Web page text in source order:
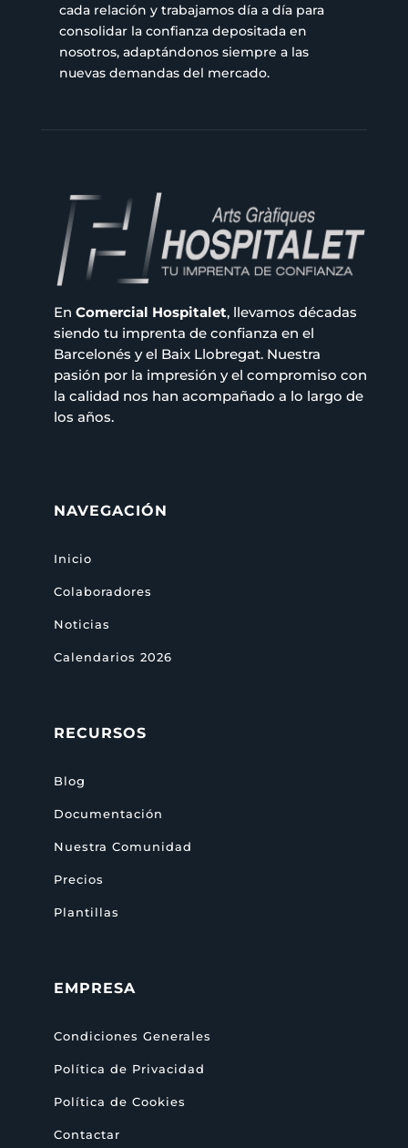
cada relación y trabajamos día a día para
consolidar la confianza depositada en
nosotros, adaptándonos siempre a las
nuevas demandas del mercado.
En Comercial Hospitalet, llevamos décadas
siendo tu imprenta de confianza en el
Barcelonés y el Baix Llobregat. Nuestra
pasión por la impresión y el compromiso con
la calidad nos han acompañado a lo largo de
los años.
NAVEGACIÓN
Inicio
Colaboradores
Noticias
Calendarios 2026
RECURSOS
Blog
Documentación
Nuestra Comunidad
Precios
Plantillas
EMPRESA
Condiciones Generales
Política de Privacidad
Política de Cookies
Contactar